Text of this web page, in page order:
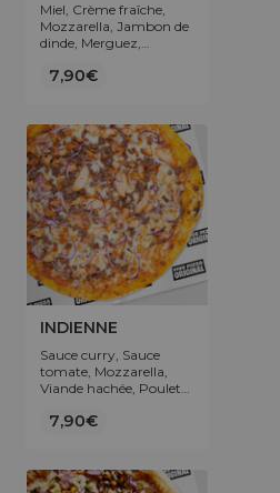
Miel, Crème fraîche,
Mozzarella, Jambon de
dinde, Merguez,
7,90€
INDIENNE
Sauce curry, Sauce
tomate, Mozzarella,
Viande hachée, Poulet
7,90€